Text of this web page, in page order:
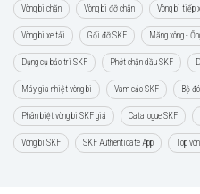
Vòng bi chặn Vòng bi đỡ chặn Vòng bi tiếp
Vòng bi xe tải Gối đỡ SKF Măng xông -
Dụng cụ bảo trì SKF Phớt chặn dầu SKF
Máy gia nhiệt vòng bi Vam cảo SKF Bộ
Phân biệt vòng bi SKF giả Catalogue SKF
Vòng bi SKF SKF Authenticate App Top